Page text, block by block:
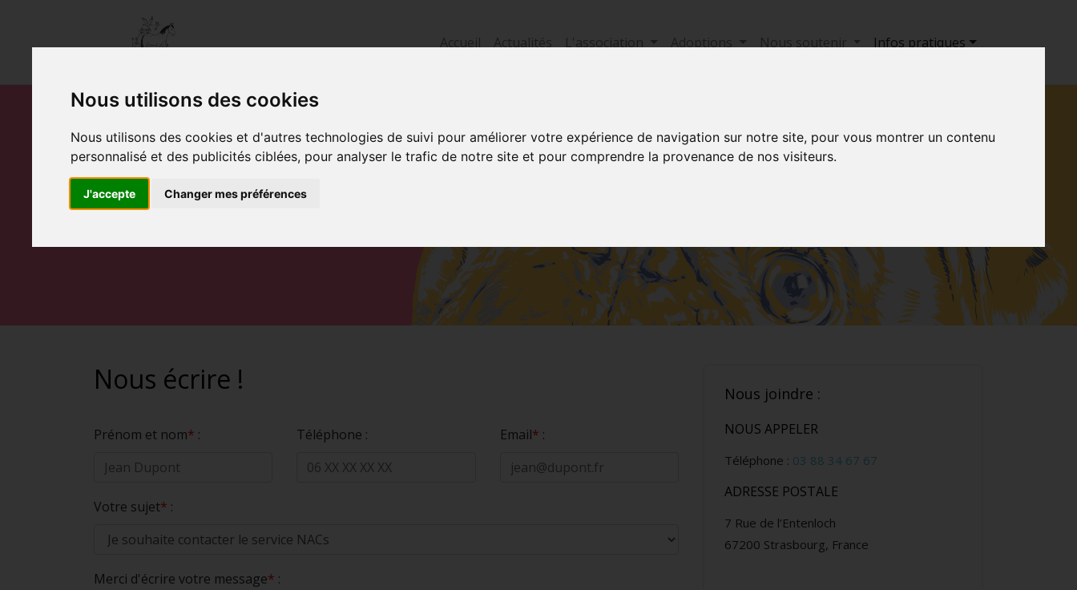
Nous utilisons des cookies
Nous utilisons des cookies et d'autres technologies de suivi pour améliorer votre expérience de navigation sur notre site, pour vous montrer un contenu
personnalisé et des publicités ciblées, pour analyser le trafic de notre site et pour comprendre la provenance de nos visiteurs.
J'accepte Changer mes préférences
Accueil Actualités L'association Adoptions Nous soutenir Infos pratiques
CONTACT
Nous joindre :
NOUS APPELER
Téléphone : 03 88 34 67 67
ADRESSE POSTALE
7 Rue de l’Entenloch
67200 Strasbourg, France
Nous écrire !
Prénom et nom* : Téléphone : Email* :
Votre sujet* :
Merci d'écrire votre message* :